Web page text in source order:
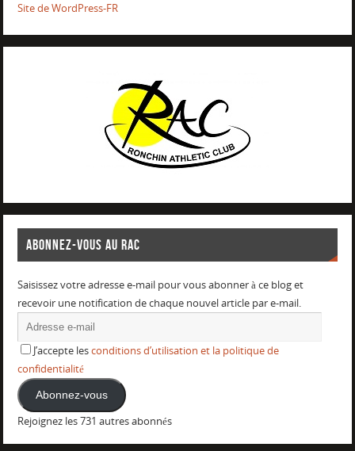
Site de WordPress-FR
ABONNEZ-VOUS AU RAC
Saisissez votre adresse e-mail pour vous abonner à ce blog et
recevoir une notification de chaque nouvel article par e-mail.
J’accepte lesconditions d’utilisation et la politique de
confidentialité
Abonnez-vous
Rejoignez les 731 autres abonnés